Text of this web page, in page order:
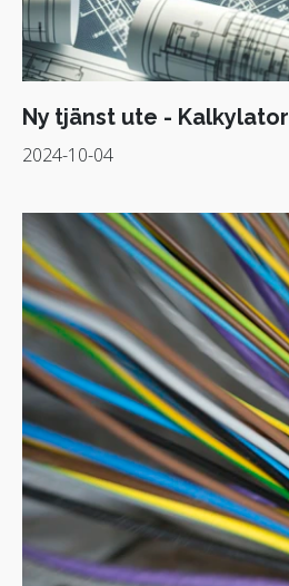
Ny tjänst ute - Kalkylator
2024-10-04